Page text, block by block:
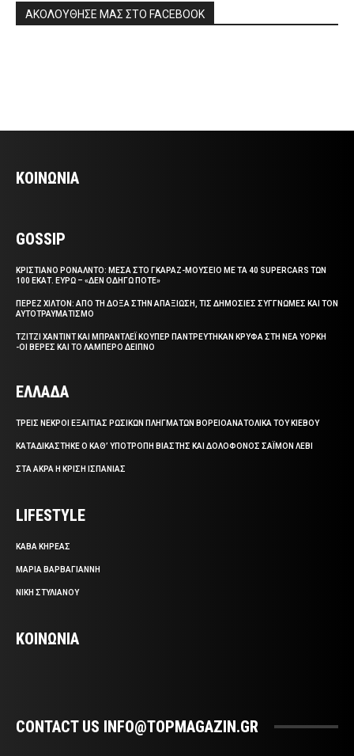
ΑΚΟΛΟΥΘΗΣΕ ΜΑΣ ΣΤΟ FACEBOOK
ΚΟΙΝΩΝΙΑ
GOSSIP
ΚΡΙΣΤΙΑΝΟ ΡΟΝΑΛΝΤΟ: ΜΕΣΑ ΣΤΟ ΓΚΑΡΑΖ-ΜΟΥΣΕΙΟ ΜΕ ΤΑ 40 SUPERCARS ΤΩΝ
100 ΕΚΑΤ. ΕΥΡΩ – «ΔΕΝ ΟΔΗΓΩ ΠΟΤΕ»
ΠΕΡΕΖ ΧΙΛΤΟΝ: ΑΠΟ ΤΗ ΔΟΞΑ ΣΤΗΝ ΑΠΑΞΙΩΣΗ, ΤΙΣ ΔΗΜΟΣΙΕΣ ΣΥΓΓΝΩΜΕΣ ΚΑΙ ΤΟΝ
ΑΥΤΟΤΡΑΥΜΑΤΙΣΜΟ
ΤΖΙΤΖΙ ΧΑΝΤΙΝΤ ΚΑΙ ΜΠΡΑΝΤΛΕΪ ΚΟΥΠΕΡ ΠΑΝΤΡΕΥΤΗΚΑΝ ΚΡΥΦΑ ΣΤΗ ΝΕΑ ΥΟΡΚΗ
-ΟΙ ΒΕΡΕΣ ΚΑΙ ΤΟ ΛΑΜΠΕΡΟ ΔΕΙΠΝΟ
ΕΛΛΑΔΑ
ΤΡΕΙΣ ΝΕΚΡΟΙ ΕΞΑΙΤΙΑΣ ΡΩΣΙΚΩΝ ΠΛΗΓΜΑΤΩΝ ΒΟΡΕΙΟΑΝΑΤΟΛΙΚΑ ΤΟΥ ΚΙΕΒΟΥ
ΚΑΤΑΔΙΚΑΣΤΗΚΕ Ο ΚΑΘ’ ΥΠΟΤΡΟΠΗ ΒΙΑΣΤΗΣ ΚΑΙ ΔΟΛΟΦΟΝΟΣ ΣΑΪΜΟΝ ΛΕΒΙ
ΣΤΑ ΑΚΡΑ Η ΚΡΙΣΗ ΙΣΠΑΝΙΑΣ
LIFESTYLE
ΚΑΒΑ ΚΗΡΕΑΣ
ΜΑΡΙΑ ΒΑΡΒΑΓΙΑΝΝΗ
ΝΙΚΗ ΣΤΥΛΙΑΝΟΥ
ΚΟΙΝΩΝΙΑ
CONTACT US INFO@TOPMAGAZIN.GR